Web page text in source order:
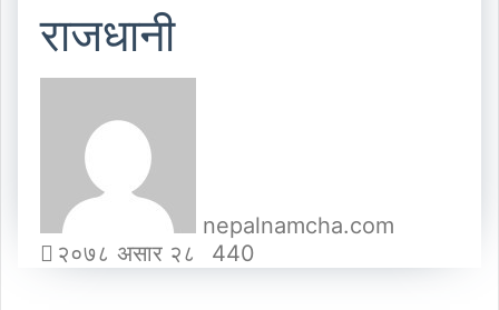
राजधानी
nepalnamcha.com
२०७८ असार २८
440